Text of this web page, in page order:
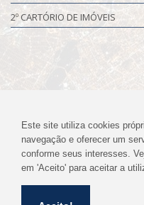
2º CARTÓRIO DE IMÓVEIS
(C) Marcelo Roberto de
Este site utiliza cookies
navegação e oferecer um
conforme seus interesses.
em 'Aceito' para aceitar a